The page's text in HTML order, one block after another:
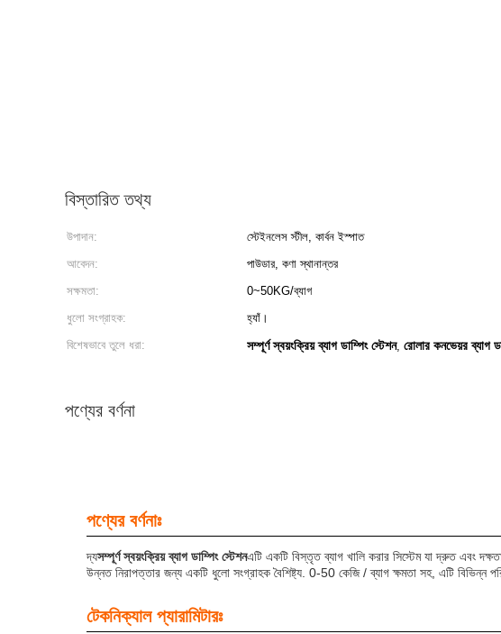
বিস্তারিত তথ্য
উপাদান: স্টেইনলেস স্টীল, কার্বন ইস্পাত
আবেদন:
পাউডার, কণা স্থানান্তর
সক্ষমতা:
0~50KG/ব্যাগ
ধুলো সংগ্রাহক:
হ্যাঁ।
বিশেষভাবে তুলে ধরা:
সম্পূর্ণ স্বয়ংক্রিয় ব্যাগ ডাম্পিং স্টেশন, রোলার কনভেয়র ব্যাগ
পণ্যের বর্ণনা
পণ্যের বর্ণনাঃ
দ্যসম্পূর্ণ স্বয়ংক্রিয় ব্যাগ ডাম্পিং স্টেশনএটি একটি বিস্তৃত ব্যাগ খালি করার সিস্টেম যা দ্রুত এবং
উন্নত নিরাপত্তার জন্য একটি ধুলো সংগ্রাহক বৈশিষ্ট্য. 0-50 কেজি / ব্যাগ ক্ষমতা সহ, এটি বিভিন্ন
টেকনিক্যাল প্যারামিটারঃ